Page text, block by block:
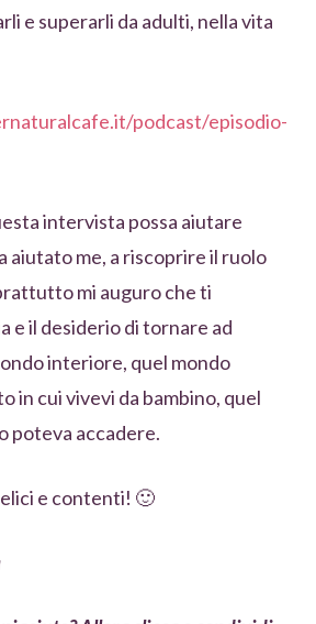
e superarli da adulti, nella vita
podcast/episodio-
intervista possa aiutare
aiutato me, a riscoprire il ruolo
mi auguro che ti
e il desiderio di tornare ad
interiore, quel mondo
in cui vivevi da bambino, quel
poteva accadere.
e contenti! 🙂